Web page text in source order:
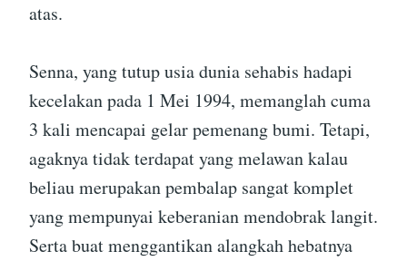
atas.
Senna, yang tutup usia dunia sehabis hadapi
kecelakan pada 1 Mei 1994, memanglah cuma
3 kali mencapai gelar pemenang bumi. Tetapi,
agaknya tidak terdapat yang melawan kalau
beliau merupakan pembalap sangat komplet
yang mempunyai keberanian mendobrak langit.
Serta buat menggantikan alangkah hebatnya